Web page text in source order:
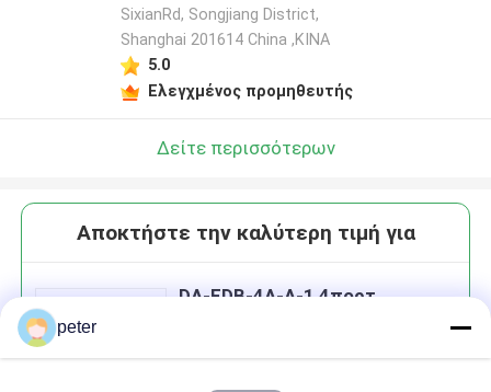
SixianRd, Songjiang District,
Shanghai 201614 China ,ΚΙΝΑ
5.0
Ελεγχμένος προμηθευτής
Δείτε περισσότερων
Αποκτήστε την καλύτερη τιμή για
DA-FDB-4A-A-1 4πορτ
peter